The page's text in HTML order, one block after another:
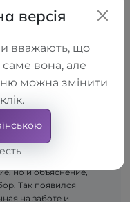
качественные
компания LLC
к производству
опорно-
но и объяснение,
Так появился
на заботе и
версія
вважають, що
вона, але
можна змінити